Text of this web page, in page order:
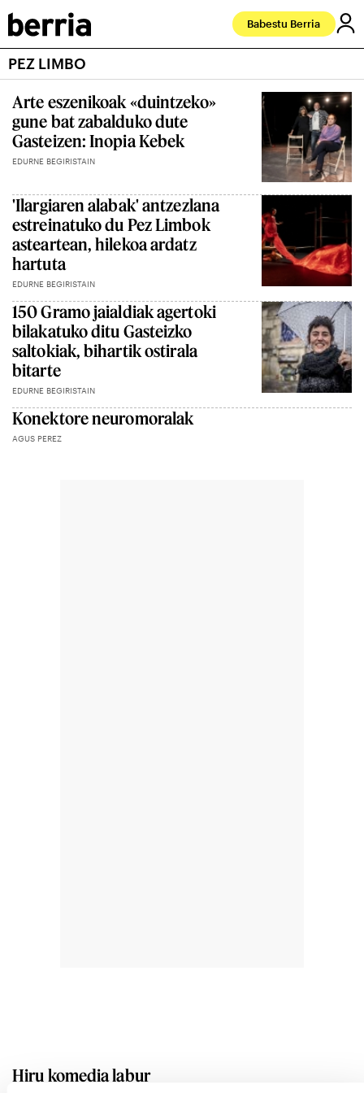
Babestu Berria
PEZ LIMBO
Arte eszenikoak «duintzeko»
gune bat zabalduko dute
Gasteizen: Inopia Kebek
EDURNE BEGIRISTAIN
'Ilargiaren alabak' antzezlana
estreinatuko du Pez Limbok
asteartean, hilekoa ardatz
hartuta
EDURNE BEGIRISTAIN
150 Gramo jaialdiak agertoki
bilakatuko ditu Gasteizko
saltokiak, bihartik ostirala
bitarte
EDURNE BEGIRISTAIN
Konektore neuromoralak
AGUS PEREZ
Hiru komedia labur